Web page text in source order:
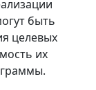
быть
целевых
их